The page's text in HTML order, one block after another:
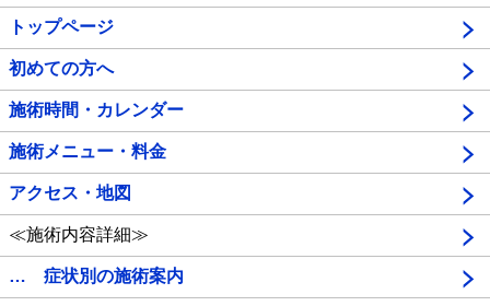
トップページ
初めての方へ
施術時間・カレンダー
施術メニュー・料金
アクセス・地図
≪施術内容詳細≫
… 症状別の施術案内